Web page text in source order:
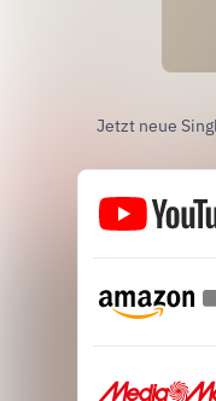
Jetzt neue